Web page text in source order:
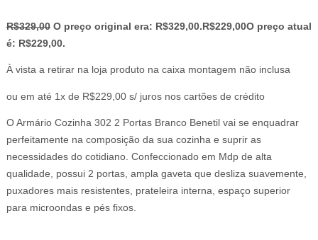
R$329,00 O preço original era: R$329,00.R$229,00O preço atual
é: R$229,00.
À vista a retirar na loja produto na caixa montagem não inclusa
ou em até 1x de R$229,00 s/ juros nos cartões de crédito
O Armário Cozinha 302 2 Portas Branco Benetil vai se enquadrar
perfeitamente na composição da sua cozinha e suprir as
necessidades do cotidiano. Confeccionado em Mdp de alta
qualidade, possui 2 portas, ampla gaveta que desliza suavemente,
puxadores mais resistentes, prateleira interna, espaço superior
para microondas e pés fixos.